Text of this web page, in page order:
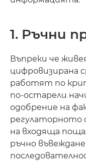
1. Ръчни
Въпреки че
цифровизирана
работят по
по-остарели
одобрение на
регулаторното
на входяща
ръчно